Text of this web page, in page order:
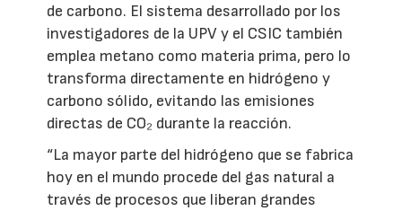
de carbono. El sistema desarrollado por los
investigadores de la UPV y el CSIC también
emplea metano como materia prima, pero lo
transforma directamente en hidrógeno y
carbono sólido, evitando las emisiones
directas de CO₂ durante la reacción.
“La mayor parte del hidrógeno que se fabrica
hoy en el mundo procede del gas natural a
través de procesos que liberan grandes